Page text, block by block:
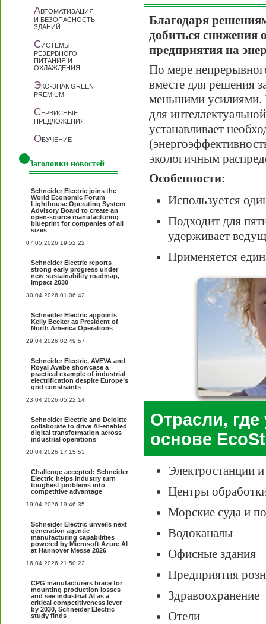
АВТОМАТИЗАЦИЯ
И БЕЗОПАСНОСТЬ
ЗДАНИЙ
СИСТЕМЫ
РЕЗЕРВНОГО
ПИТАНИЯ И
ОХЛАЖДЕНИЯ
ЭКО-ЗНАК GREEN
PREMIUM
СЕРВИСНЫЕ
ПРЕДЛОЖЕНИЯ
ОБУЧЕНИЕ
Заголовки новостей
Schneider Electric joins the
World Economic Forum
Lighthouse Operating System
Advisory Board to create an
open-source manufacturing
blueprint for companies of all
sizes
07.05.2026 19:52:22
Schneider Electric reports
strong early progress under
new sustainability roadmap,
Impact 2030
30.04.2026 01:06:42
Schneider Electric appoints
Kelly Becker as President of
North America Operations
29.04.2026 02:49:57
Schneider Electric, AVEVA and
Royal Avebe showcase a
practical example of industrial
electrification despite Europe’s
grid constraints
23.04.2026 05:22:14
Schneider Electric and Deloitte
collaborate to drive AI-enabled
digital transformation across
industrial operations
20.04.2026 17:15:53
Challenge accepted: Schneider
Electric helps industry turn
toughest problems into
competitive advantage
19.04.2026 19:46:35
Schneider Electric unveils next
generation agentic
manufacturing capabilities
powered by Microsoft Azure AI
at Hannover Messe 2026
16.04.2026 21:50:22
CPG manufacturers brace for
mounting production losses
and see industrial AI as a
critical competitiveness lever
by 2030, Schneider Electric
study finds
Благодаря
добиться снижения
предприятия на
По мере
вместе для решения
меньшими усилиями.
для
устанавливает
экологичным
Особенности:
Используется
Подходит для
удерживает
Применяется
Отрасли,
основе
Электростанции
Центры
Морские суда и
Водоканалы
Офисные здания
Предприятия
Здравоохранение
Отели